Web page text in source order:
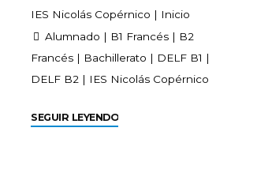
IES Nicolás Copérnico | Inicio
Alumnado | B1 Francés| B2
Francés | Bachillerato | DELF B1 |
DELF B2 | IES Nicolás Copérnico
SEGUIR LEYENDO